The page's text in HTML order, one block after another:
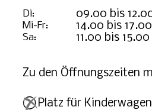
Di: 09.00 bis
Mi-Fr: 14.00 bis
Sa: 11.00 bis
Zu den Öffnungszeiten
Platz für Kinderwagen